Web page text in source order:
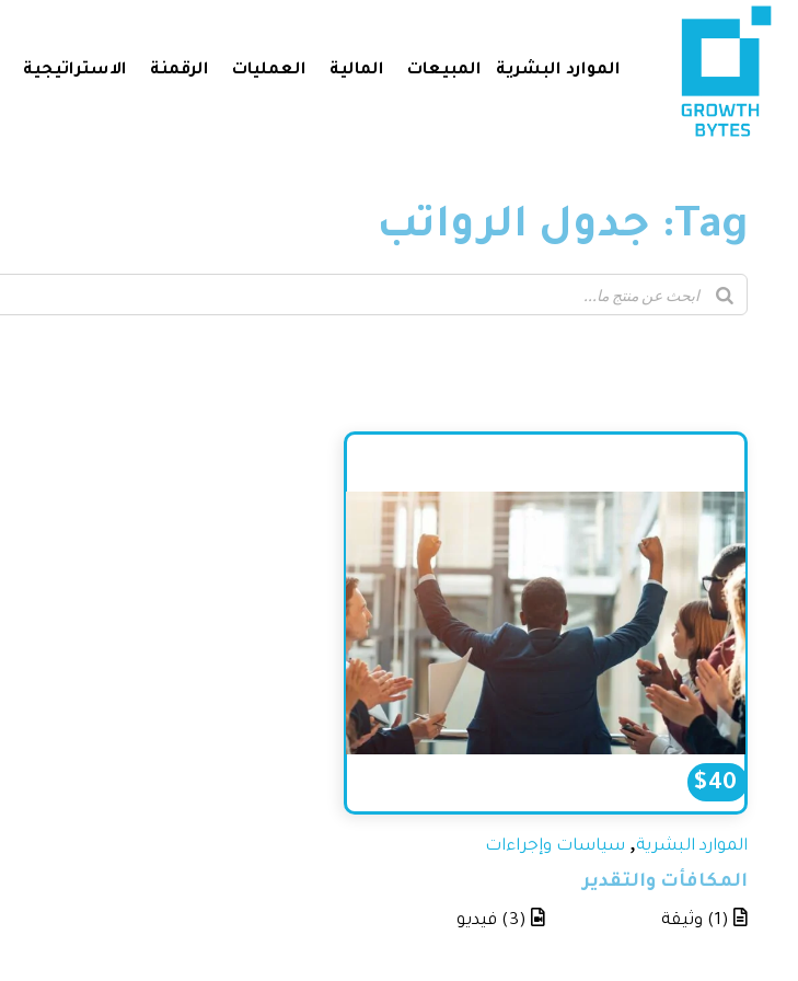
الموارد البشرية المبيعات المالية العمليات الرقمنة الاستراتيجية
Tag: جدول الرواتب
$40
الموارد البشرية, سياسات وإجراءات
المكافأت والتقدير
(3) فيديو (1) وثيقة